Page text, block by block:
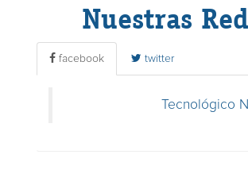
Nuestras
facebook twitter
Tecnológico